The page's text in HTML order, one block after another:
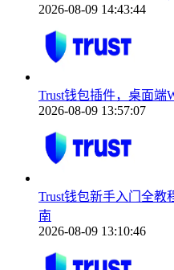
2026-08-09 14:43:44
Trust钱包插件，桌面端
2026-08-09 13:57:07
Trust钱包新手入门全
南
2026-08-09 13:10:46